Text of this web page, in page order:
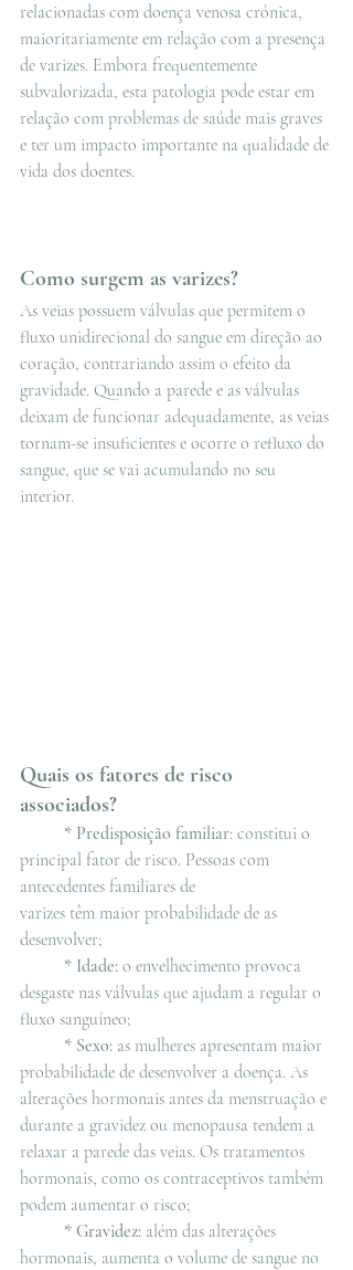
relacionadas com doença venosa crónica,
maioritariamente em relação com a presença
de varizes. Embora frequentemente
subvalorizada, esta patologia pode estar em
relação com problemas de saúde mais graves
e ter um impacto importante na qualidade de
vida dos doentes.
Como surgem as varizes?
As veias possuem válvulas que permitem o
fluxo unidirecional do sangue em direção ao
coração, contrariando assim o efeito da
gravidade. Quando a parede e as válvulas
deixam de funcionar adequadamente, as veias
tornam-se insuficientes e ocorre o refluxo do
sangue, que se vai acumulando no seu
interior.
Quais os fatores de risco
associados?
	*
Predisposição familiar: constitui o
principal fator de risco. Pessoas com
antecedentes familiares de
varizes têm maior probabilidade de as
desenvolver;
	*
Idade: o envelhecimento provoca
desgaste nas válvulas que ajudam a regular o
fluxo sanguíneo;
	*
Sexo: as mulheres apresentam maior
probabilidade de desenvolver a doença. As
alterações hormonais antes da menstruação e
durante a gravidez ou menopausa tendem a
relaxar a parede das veias. Os tratamentos
hormonais, como os contraceptivos também
podem aumentar o risco;
	*
Gravidez: além das alterações
hormonais, aumenta o volume de sangue no